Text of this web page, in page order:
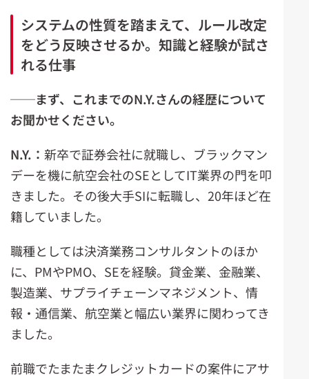
システムの性質を踏まえて、ルール改定
をどう反映させるか。知識と経験が試さ
れる仕事
──まず、これまでのN.Y.さんの経歴について
お聞かせください。
N.Y.： 新卒で証券会社に就職し、ブラックマン
デーを機に航空会社のSEとしてIT業界の門を叩
きました。その後大手SIに転職し、20年ほど在
籍していました。
職種としては決済業務コンサルタントのほか
に、PMやPMO、SEを経験。貸金業、金融業、
製造業、サプライチェーンマネジメント、情
報・通信業、航空業と幅広い業界に関わってき
ました。
前職でたまたまクレジットカードの案件にアサ